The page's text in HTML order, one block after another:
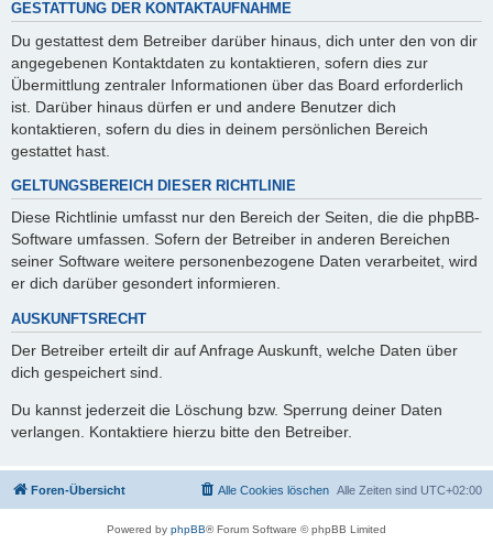
GESTATTUNG DER KONTAKTAUFNAHME
Du gestattest dem Betreiber darüber hinaus, dich unter den von dir
angegebenen Kontaktdaten zu kontaktieren, sofern dies zur
Übermittlung zentraler Informationen über das Board erforderlich
ist. Darüber hinaus dürfen er und andere Benutzer dich
kontaktieren, sofern du dies in deinem persönlichen Bereich
gestattet hast.
GELTUNGSBEREICH DIESER RICHTLINIE
Diese Richtlinie umfasst nur den Bereich der Seiten, die die phpBB-
Software umfassen. Sofern der Betreiber in anderen Bereichen
seiner Software weitere personenbezogene Daten verarbeitet, wird
er dich darüber gesondert informieren.
AUSKUNFTSRECHT
Der Betreiber erteilt dir auf Anfrage Auskunft, welche Daten über
dich gespeichert sind.
Du kannst jederzeit die Löschung bzw. Sperrung deiner Daten
verlangen. Kontaktiere hierzu bitte den Betreiber.
Foren-Übersicht Alle Zeiten sind UTC+02:00
Alle Cookies löschen
Powered by phpBB® Forum Software © phpBB Limited